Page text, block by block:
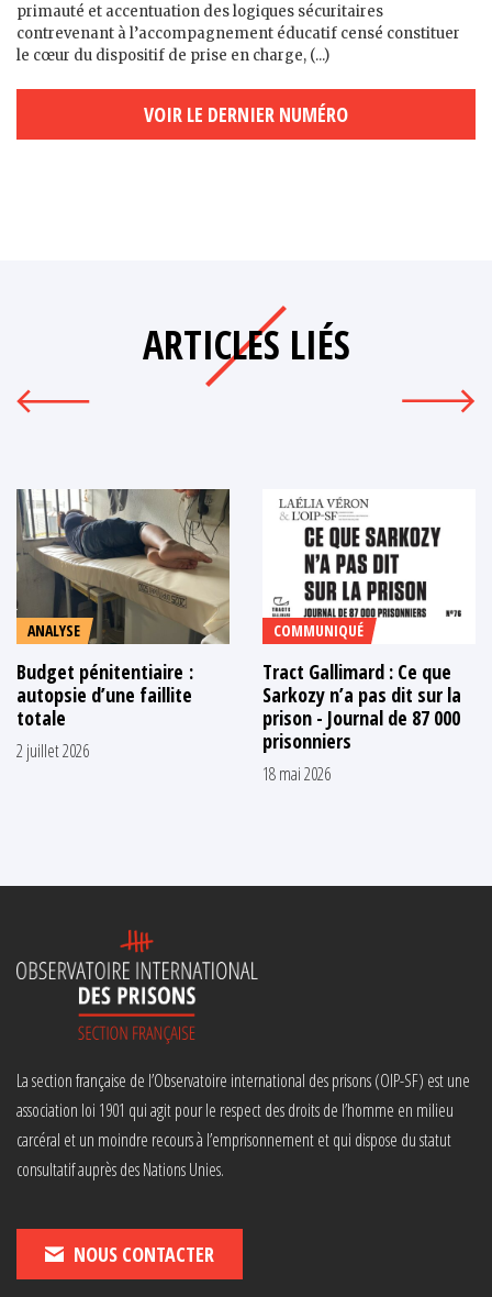
primauté et accentuation des logiques sécuritaires
contrevenant à l’accompagnement éducatif censé constituer
le cœur du dispositif de prise en charge, (...)
VOIR LE DERNIER NUMÉRO
ARTICLES LIÉS
ANALYSE
Budget pénitentiaire :
autopsie d’une faillite
totale
2 juillet 2026
COMMUNIQUÉ
Tract Gallimard : Ce que
Sarkozy n’a pas dit sur la
prison - Journal de 87 000
prisonniers
18 mai 2026
La section française de l’Observatoire international des prisons (OIP-SF) est une
association loi 1901 qui agit pour le respect des droits de l’homme en milieu
carcéral et un moindre recours à l’emprisonnement et qui dispose du statut
consultatif auprès des Nations Unies.
NOUS CONTACTER